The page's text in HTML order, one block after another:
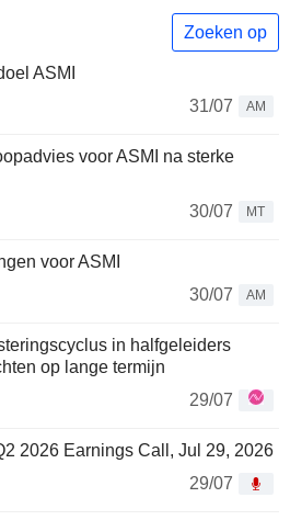
Zoeken op
ASMI
31/07
AM
voor ASMI na sterke
30/07
MT
voor ASMI
30/07
AM
in halfgeleiders
op lange termijn
29/07
2026 Earnings Call, Jul 29, 2026
29/07